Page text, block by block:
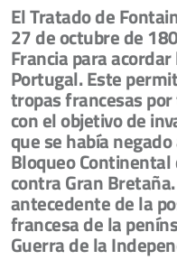
El Tratado de
27 de octubre de
Francia para
Portugal. Este
tropas francesas
con el objetivo de
que se había
Bloqueo Continental
contra Gran
antecedente de la
francesa de la
Guerra de la